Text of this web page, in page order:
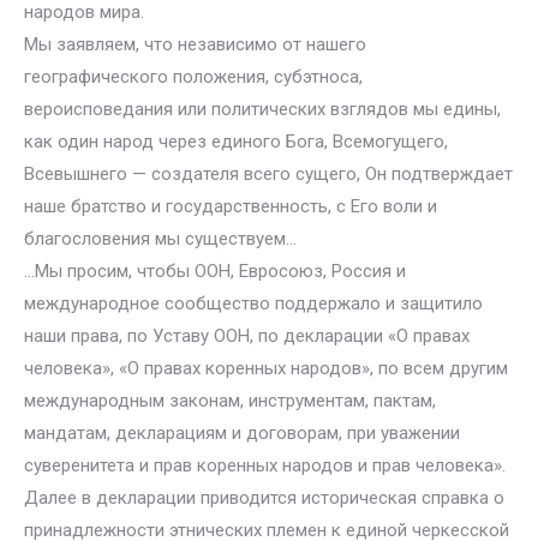
народов мира.
Мы заявляем, что независимо от нашего
географического положения, субэтноса,
вероисповедания или политических взглядов мы едины,
как один народ через единого Бога, Всемогущего,
Всевышнего — создателя всего сущего, Он подтверждает
наше братство и государственность, с Его воли и
благословения мы существуем…
…Мы просим, чтобы ООН, Евросоюз, Россия и
международное сообщество поддержало и защитило
наши права, по Уставу ООН, по декларации «О правах
человека», «О правах коренных народов», по всем другим
международным законам, инструментам, пактам,
мандатам, декларациям и договорам, при уважении
суверенитета и прав коренных народов и прав человека».
Далее в декларации приводится историческая справка о
принадлежности этнических племен к единой черкесской